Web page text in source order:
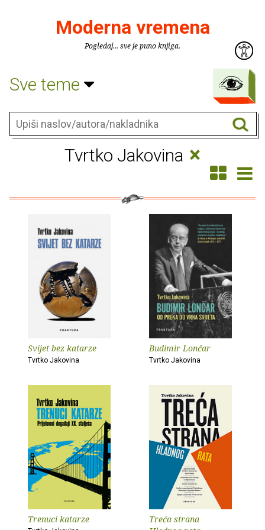
Moderna vremena
Pogledaj... sve je puno knjiga.
Sve teme
Tvrtko Jakovina ×
Svijet bez katarze
Tvrtko Jakovina
Budimir Lončar
Tvrtko Jakovina
Trenuci katarze
Treća strana